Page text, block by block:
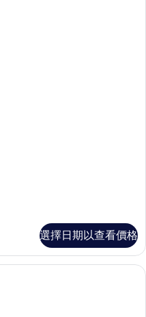
選擇日期以查看價格